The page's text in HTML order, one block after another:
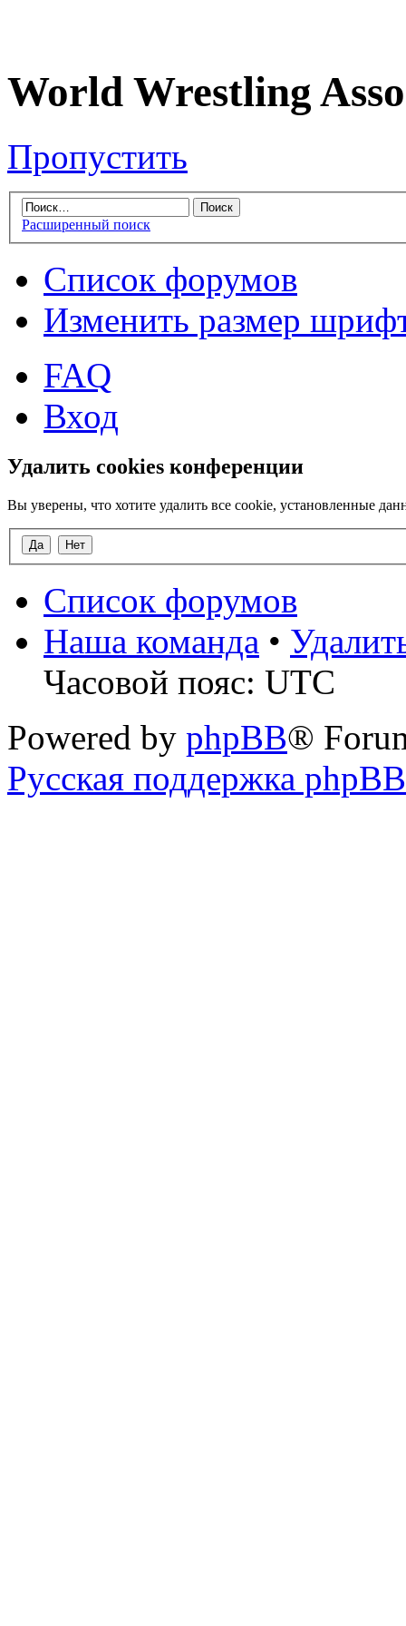
World Wrestling
Пропустить
Расширенный поиск
Список форумов
Изменить размер
FAQ
Вход
Удалить cookies конференции
Вы уверены, что хотите удалить все cookie, установленные
Список форумов
Наша команда •
Часовой пояс: UTC
Powered by phpBB®
Русская поддержка phpBB